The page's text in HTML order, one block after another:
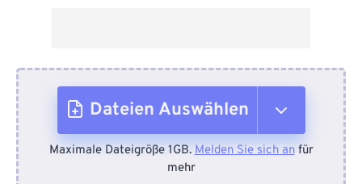
Dateien Auswählen
Vom Gerät
Maximale Dateigröße 1GB.Melden Sie sich anfür
mehr